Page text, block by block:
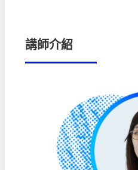
講師介紹